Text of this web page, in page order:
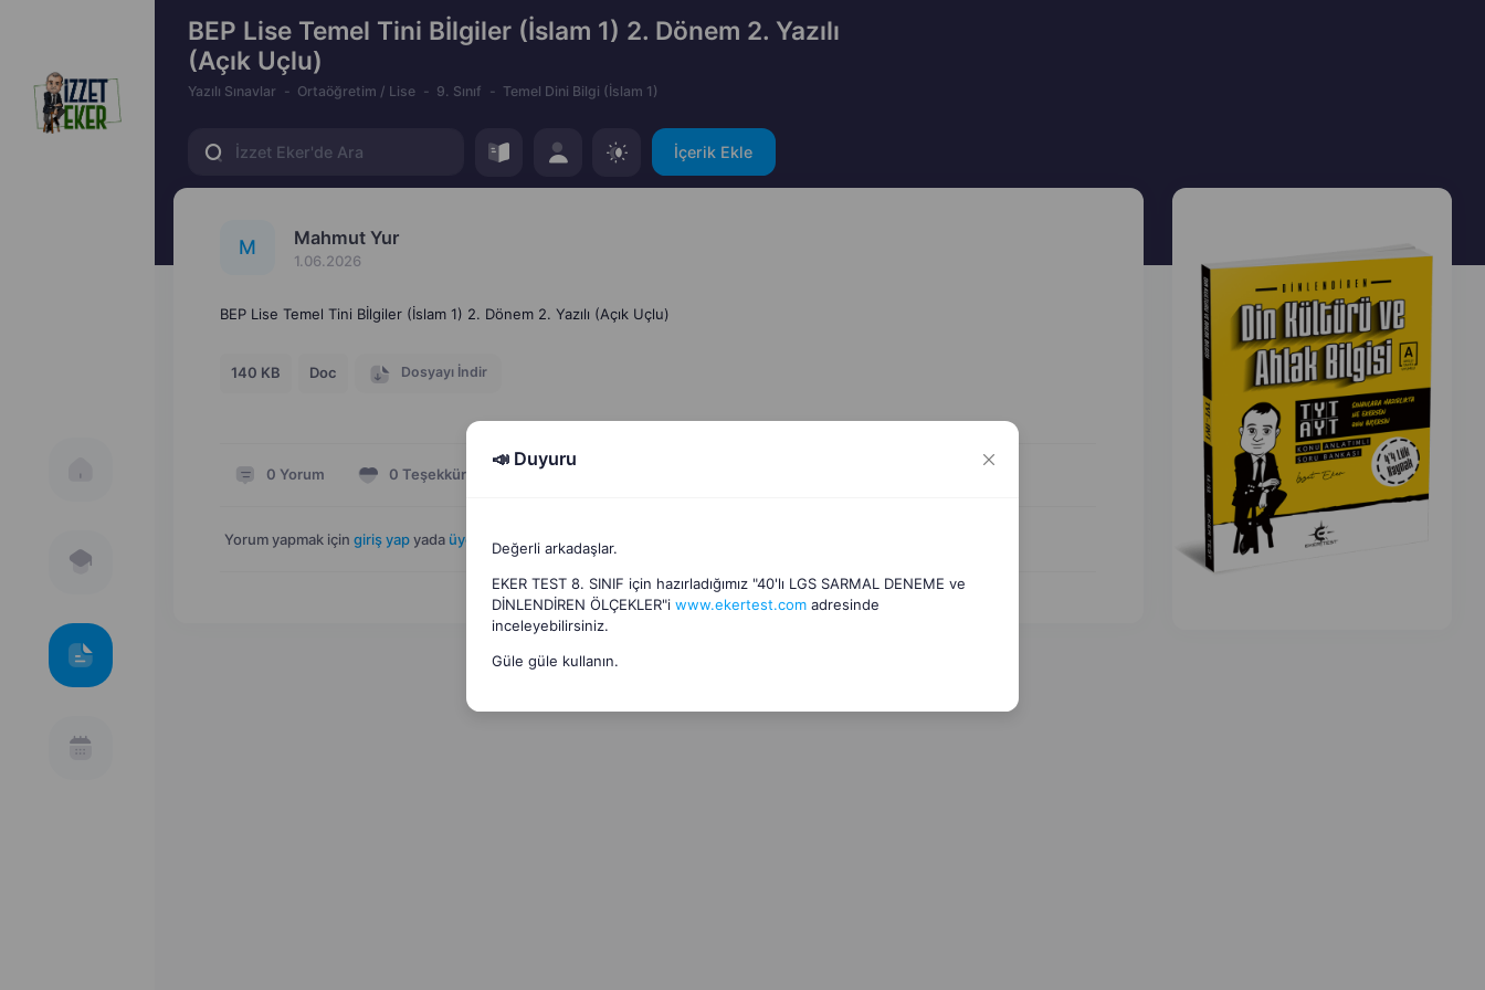
BEP Lise Temel Tini Bİlgiler (İslam 1) 2. Dönem 2. Yazılı
(Açık Uçlu)
Yazılı Sınavlar Ortaöğretim / Lise 9. Sınıf Temel Dini Bilgi (İslam 1)
İçerik Ekle
M Mahmut Yur
1.06.2026
BEP Lise Temel Tini Bİlgiler (İslam 1) 2. Dönem 2. Yazılı (Açık Uçlu)
140 KB Doc Dosyayı İndir
0 Yorum 0 Teşekkür Hata Bildir
Yorum yapmak için giriş yap yada üye ol .
📣 Duyuru
Değerli arkadaşlar.
EKER TEST 8. SINIF için hazırladığımız "40'lı LGS SARMAL DENEME ve
DİNLENDİREN ÖLÇEKLER"i www.ekertest.comadresinde
inceleyebilirsiniz.
Güle güle kullanın.